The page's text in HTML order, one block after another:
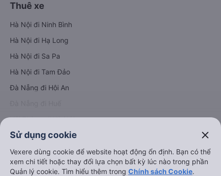
Thuê xe
Hà Nội đi Ninh Bình
Hà Nội đi Hạ Long
Hà Nội đi Sa Pa
Hà Nội đi Tam Đảo
Đà Nẵng đi Hội An
Hải Phòng đi Hà Nội
Sử dụng cookie close
Vexere dùng cookie để website hoạt động ổn định. Bạn có thể
xem chi tiết hoặc thay đổi lựa chọn bất kỳ lúc nào trong phần
Quản lý cookie. Tìm hiểu thêm trong Chính sách Cookie.